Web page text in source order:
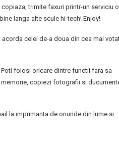
trimite faxuri printr-un serviciu
langa alte scule hi-tech! Enjoy!
acorda celei de-a doua din cea mai
folosi oricare dintre functii fara sa
copiezi fotografii si
la imprimanta de oriunde din lume si